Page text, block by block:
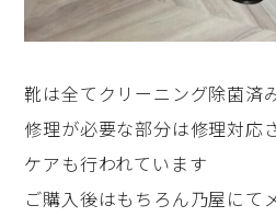
靴は全てクリーニング除菌済
修理が必要な部分は修理対応
ケアも行われています
ご購入後はもちろん乃屋にて